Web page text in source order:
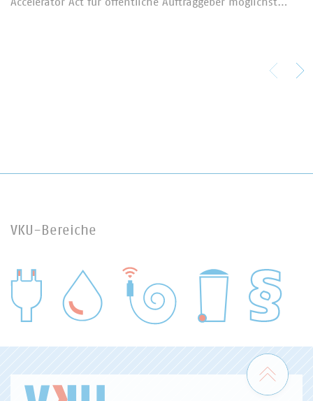
VKU-Bereiche
WASSER/ABWASSER
Zum